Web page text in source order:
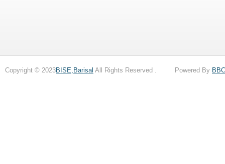
Copyright © 2023BISE,Barisal All Rights Reserved . Powered By